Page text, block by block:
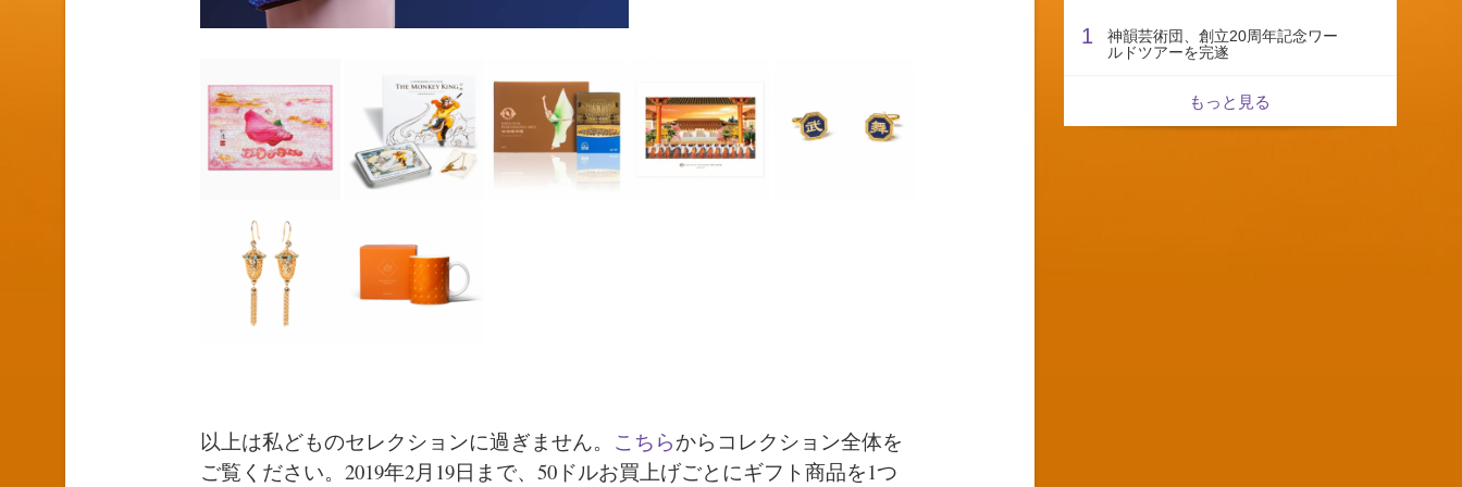
以上は私どものセレクションに過ぎません。 こちらからコレクション全体を
ご覧ください。2019年2月19日まで、50ドルお買上げごとにギフト商品を1つ
1
神韻芸術団、創立20周年記念ワー
ルドツアーを完遂
もっと見る